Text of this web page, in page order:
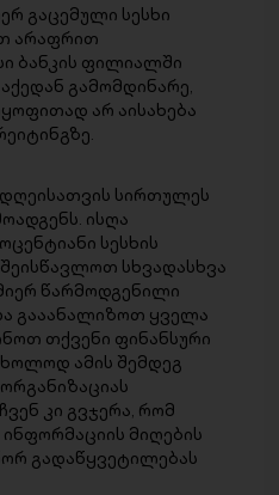
გაცემული სესხი
არაფრით
ბანკის ფილიალში
გამომდინარე,
არ აისახება
სირთულეს
ისღა
სესხის
სხვადასხვა
წარმოდგენილი
გააანალიზოთ ყველა
თქვენი ფინანსური
ამის შემდეგ
კი გვჯერა, რომ
მიღების
გადაწყვეტილებას